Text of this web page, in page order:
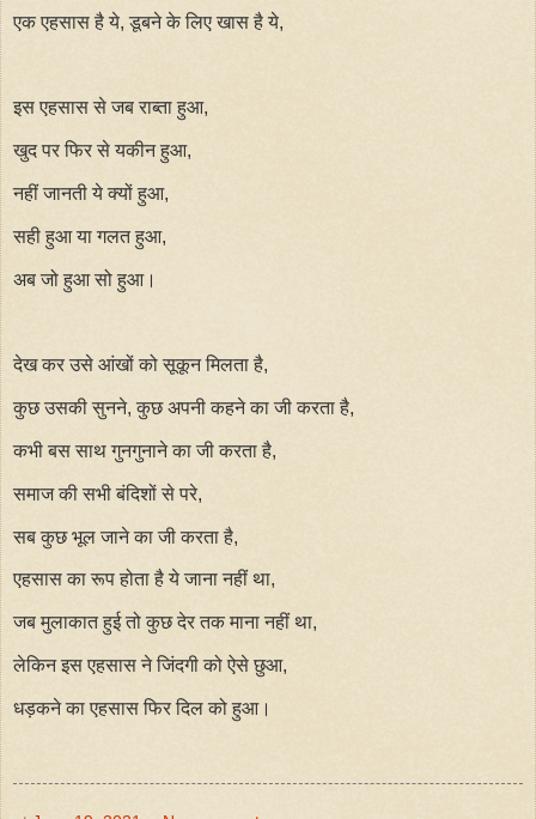
एक एहसास है ये, डूबने के लिए खास है ये,
इस एहसास से जब राब्ता हुआ,
खुद पर फिर से यकीन हुआ,
नहीं जानती ये क्यों हुआ,
सही हुआ या गलत हुआ,
अब जो हुआ सो हुआ।
देख कर उसे आंखों को सूकून मिलता है,
कुछ उसकी सुनने, कुछ अपनी कहने का जी करता है,
कभी बस साथ गुनगुनाने का जी करता है,
समाज की सभी बंदिशों से परे,
सब कुछ भूल जाने का जी करता है,
एहसास का रूप होता है ये जाना नहीं था,
जब मुलाकात हुई तो कुछ देर तक माना नहीं था,
लेकिन इस एहसास ने जिंदगी को ऐसे छुआ,
धड़कने का एहसास फिर दिल को हुआ।